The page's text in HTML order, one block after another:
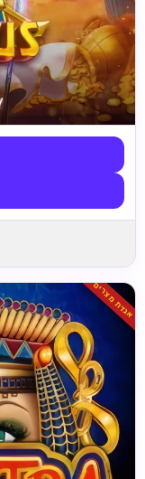
אגדת מצרים